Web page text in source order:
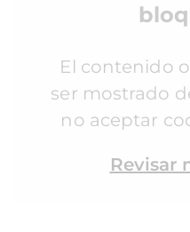
El contenido
ser mostrado
no aceptar
Revisar